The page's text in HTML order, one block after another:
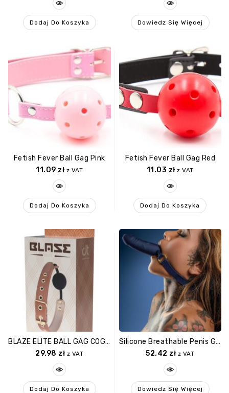
Dodaj Do Koszyka Dowiedz Się Więcej
Fetish Fever Ball Gag Pink
11.09 zł z VAT
Dodaj Do Koszyka
Fetish Fever Ball Gag Red
11.03 zł z VAT
Dodaj Do Koszyka
BLAZE ELITE BALL GAG COGNAC VEGAN LEATHER
29.98 zł z VAT
Dodaj Do Koszyka
Silicone Breathable Penis Gag Blue
52.42 zł z VAT
Dowiedz Się Więcej